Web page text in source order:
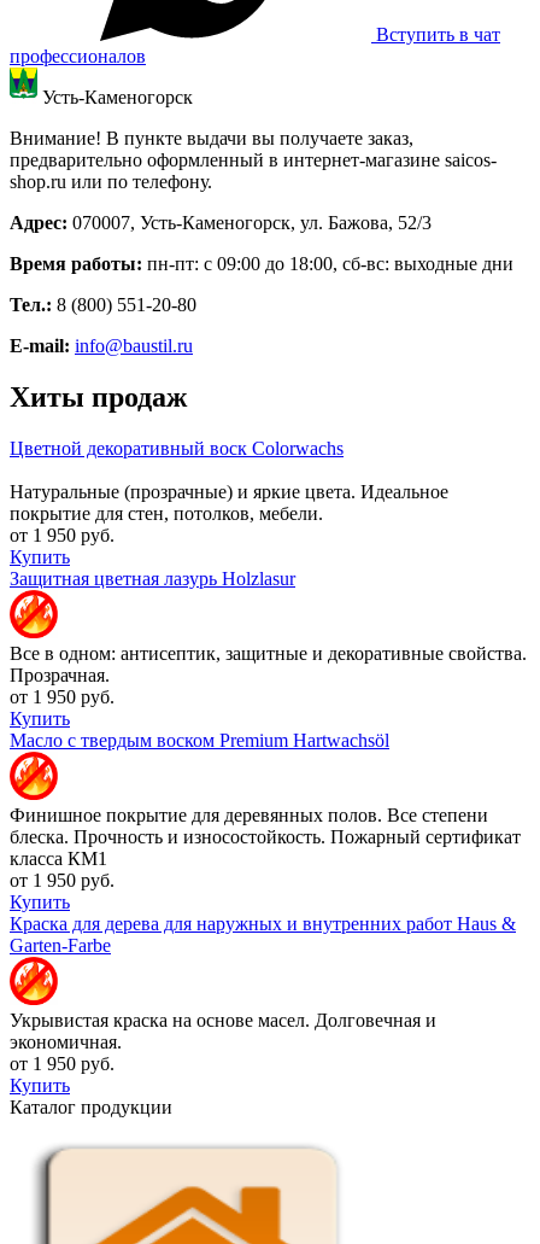
Вступить в чат
профессионалов
Усть-Каменогорск
Внимание! В пункте выдачи вы получаете заказ,
предварительно оформленный в интернет-магазине saicos-
shop.ru или по телефону.
Адрес: 070007, Усть-Каменогорск, ул. Бажова, 52/3
Время работы: пн-пт: с 09:00 до 18:00, сб-вс: выходные дни
Тел.: 8 (800) 551-20-80
E-mail: info@baustil.ru
Хиты продаж
Цветной декоративный воск Colorwachs
Натуральные (прозрачные) и яркие цвета. Идеальное
покрытие для стен, потолков, мебели.
от 1 950 руб.
Купить
Защитная цветная лазурь Holzlasur
Все в одном: антисептик, защитные и декоративные свойства.
Прозрачная.
от 1 950 руб.
Купить
Масло с твердым воском Premium Hartwachsöl
Финишное покрытие для деревянных полов. Все степени
блеска. Прочность и износостойкость. Пожарный сертификат
класса КМ1
от 1 950 руб.
Купить
Краска для дерева для наружных и внутренних работ Haus &
Garten-Farbe
Укрывистая краска на основе масел. Долговечная и
экономичная.
от 1 950 руб.
Купить
Каталог продукции